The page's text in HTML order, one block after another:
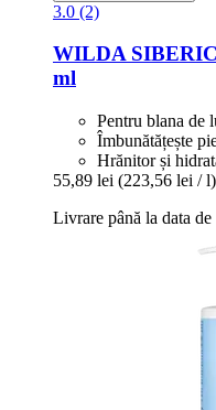
3.0 (2)
WILDA
ml
Pentru blana de
Îmbunătățește
Hrănitor și
55,89 lei (223,56 lei / l)
Livrare până la data de